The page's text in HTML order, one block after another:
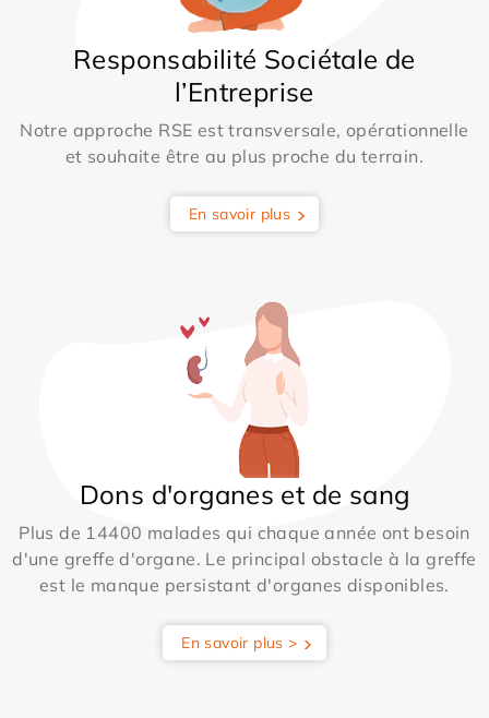
Responsabilité Sociétale de
l’Entreprise
Notre approche RSE est transversale, opérationnelle
et souhaite être au plus proche du terrain.
En savoir plus
Dons d'organes et de sang
Plus de 14400 malades qui chaque année ont besoin
d'une greffe d'organe. Le principal obstacle à la greffe
est le manque persistant d'organes disponibles.
En savoir plus >